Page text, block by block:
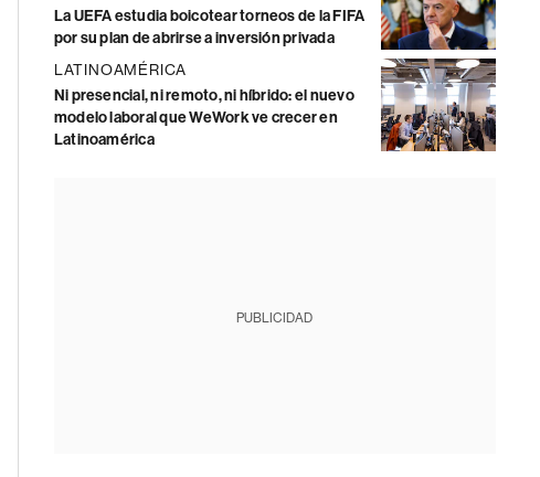
La UEFA estudia boicotear torneos de la FIFA
por su plan de abrirse a inversión privada
LATINOAMÉRICA
Ni presencial, ni remoto, ni híbrido: el nuevo
modelo laboral que WeWork ve crecer en
Latinoamérica
PUBLICIDAD